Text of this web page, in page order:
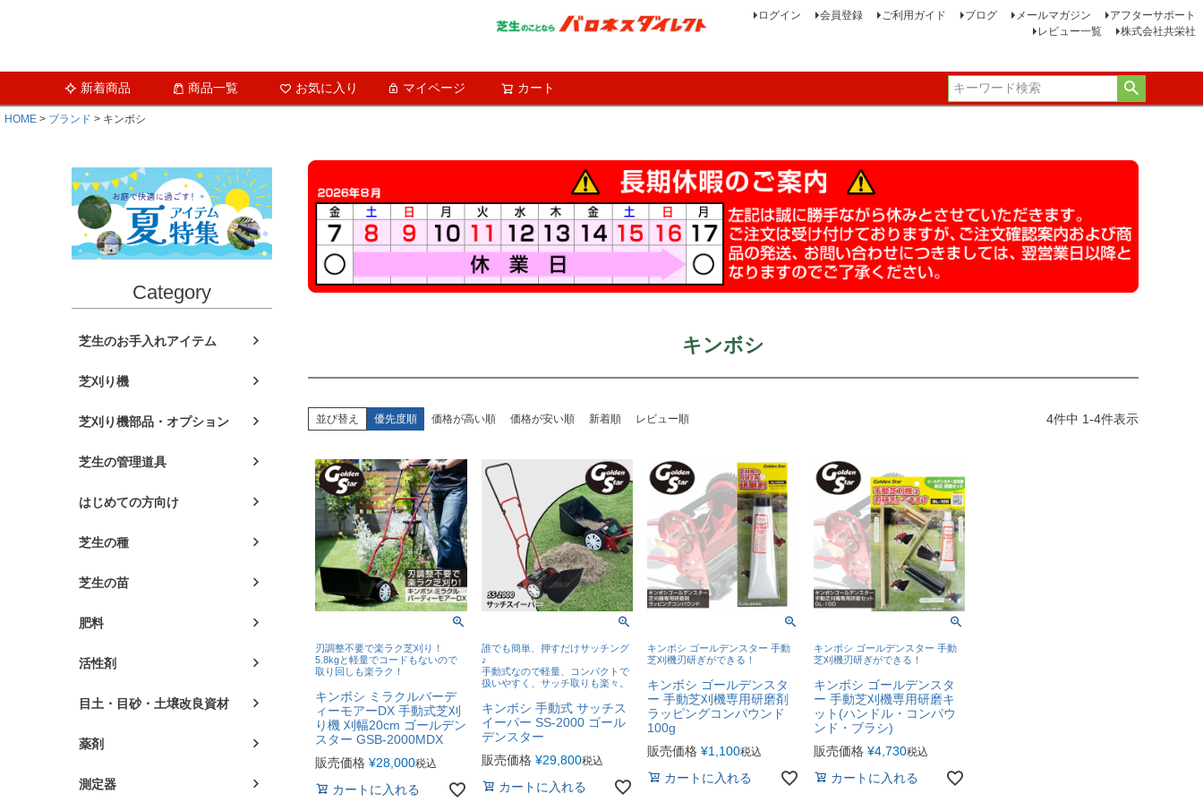
ログイン 会員登録 ご利用ガイド ブログ メールマガジン
アフターサポート
レビュー一覧
株式会社共栄社
新着商品 商品一覧 お気に入り マイページ カート
HOME ブランド キンボシ
Category
芝生のお手入れアイテム
芝刈り機
芝刈り機部品・オプション
芝生の管理道具
はじめての方向け
芝生の種
芝生の苗
肥料
活性剤
目土・目砂・土壌改良資材
薬剤
測定器
キンボシ
並び替え 優先度順 価格が高い順 価格が安い順 新着順 レビュー順 4件中 1-4件表示
刃調整不要で楽ラク芝刈り！
5.8kgと軽量でコードもないので
取り回しも楽ラク！
キンボシ ミラクルバーデ
ィーモアーDX 手動式芝刈
り機 刈幅20cm ゴールデン
スター GSB-2000MDX
販売価格 ¥28,000税込
カートに入れる
誰でも簡単、押すだけサッチング
♪
手動式なので軽量、コンパクトで
扱いやすく、サッチ取りも楽々。
キンボシ 手動式 サッチス
イーパー SS-2000 ゴール
デンスター
販売価格 ¥29,800税込
カートに入れる
キンボシ ゴールデンスター 手動
芝刈機刃研ぎができる！
キンボシ ゴールデンスタ
ー 手動芝刈機専用研磨剤
ラッピングコンパウンド
100g
販売価格 ¥1,100税込
カートに入れる
キンボシ ゴールデンスター 手動
芝刈機刃研ぎができる！
キンボシ ゴールデンスタ
ー 手動芝刈機専用研磨キ
ット(ハンドル・コンパウ
ンド・ブラシ)
販売価格 ¥4,730税込
カートに入れる